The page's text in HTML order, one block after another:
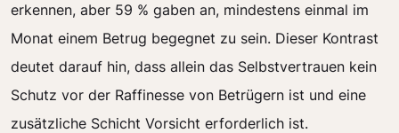
erkennen, aber 59 % gaben an, mindestens einmal im
Monat einem Betrug begegnet zu sein. Dieser Kontrast
deutet darauf hin, dass allein das Selbstvertrauen kein
Schutz vor der Raffinesse von Betrügern ist und eine
zusätzliche Schicht Vorsicht erforderlich ist.